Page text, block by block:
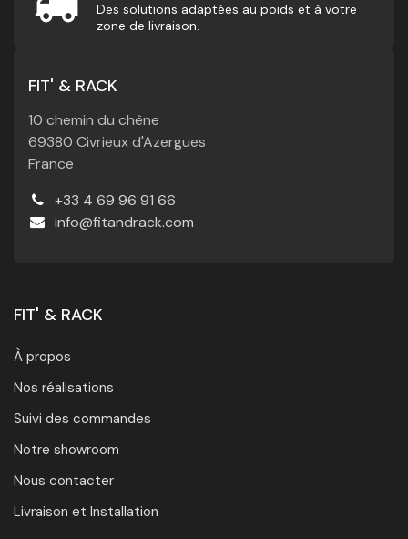
Des solutions adaptées au poids et à votre
zone de livraison.
FIT' & RACK
10 chemin du chêne
69380 Civrieux d'Azergues
France
+33 4 69 96 91 66
info@fitandrack.com
FIT' & RACK
À propos
Nos réalisations
Suivi des commandes
Notre showroom
Nous contacter
Livraison et Installation